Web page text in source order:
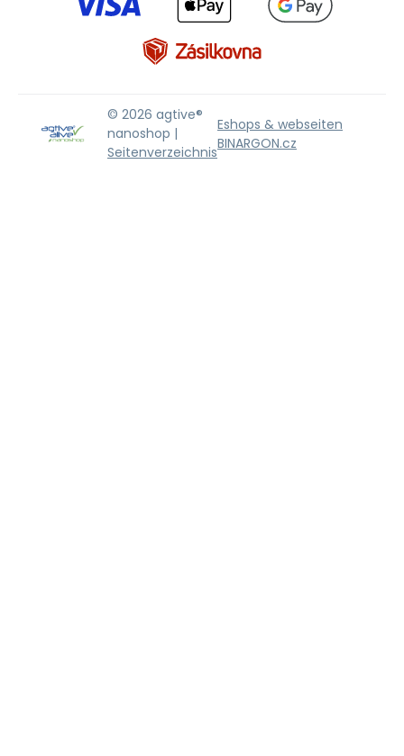
© 2026 agtive®
nanoshop |
Seitenverzeichnis
Eshops & webseiten
BINARGON.cz